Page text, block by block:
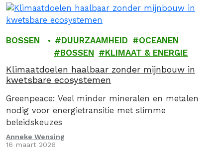
BOSSEN DUURZAAMHEID
OCEANEN
BOSSEN
KLIMAAT & ENERGIE
Klimaatdoelen haalbaar zonder mijnbouw in
kwetsbare ecosystemen
Greenpeace: Veel minder mineralen en metalen
nodig voor energietransitie met slimme
beleidskeuzes
Anneke Wensing
16 maart 2026